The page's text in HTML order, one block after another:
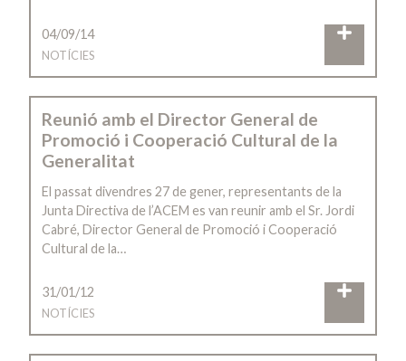
04/09/14
NOTÍCIES
Reunió amb el Director General de
Promoció i Cooperació Cultural de la
Generalitat
El passat divendres 27 de gener, representants de la
Junta Directiva de l’ACEM es van reunir amb el Sr. Jordi
Cabré, Director General de Promoció i Cooperació
Cultural de la…
31/01/12
NOTÍCIES